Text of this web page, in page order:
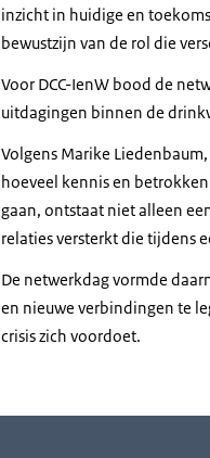
inzicht in huidige en
bewustzijn van de rol die
Voor DCC-IenW bood de
uitdagingen binnen de
Volgens Marike
hoeveel kennis en
gaan, ontstaat niet alleen
relaties versterkt die tijdens
De netwerkdag vormde
en nieuwe verbindingen te
crisis zich voordoet.